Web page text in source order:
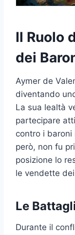
Il Ruolo
dei
Aymer de
diventando
La sua lealtà
partecipare
contro i baroni
però, non fu
posizione lo
le vendette
Le
Durante il